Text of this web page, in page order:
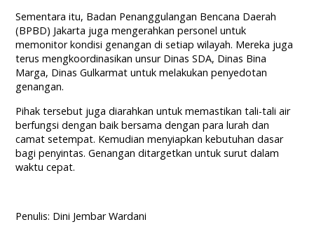
Sementara itu, Badan Penanggulangan Bencana Daerah
(BPBD) Jakarta juga mengerahkan personel untuk
memonitor kondisi genangan di setiap wilayah. Mereka juga
terus mengkoordinasikan unsur Dinas SDA, Dinas Bina
Marga, Dinas Gulkarmat untuk melakukan penyedotan
genangan.
Pihak tersebut juga diarahkan untuk memastikan tali-tali air
berfungsi dengan baik bersama dengan para lurah dan
camat setempat. Kemudian menyiapkan kebutuhan dasar
bagi penyintas. Genangan ditargetkan untuk surut dalam
waktu cepat.
Penulis: Dini Jembar Wardani